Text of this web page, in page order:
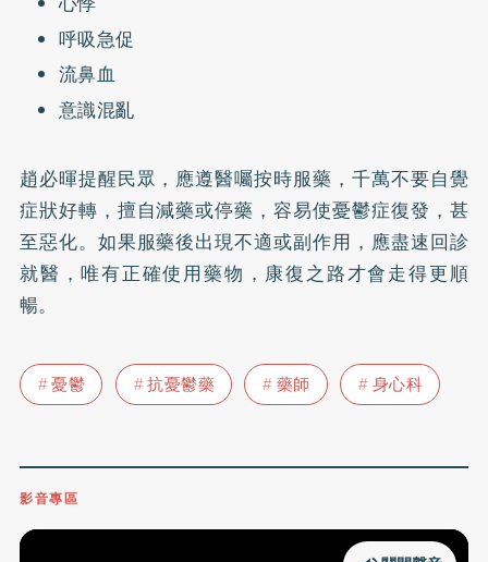
呼吸急促
流鼻血
意識混亂
趙必暉提醒民眾，應遵醫囑按時服藥，千萬不要自覺
症狀好轉，擅自減藥或停藥，容易使憂鬱症復發，甚
至惡化。如果服藥後出現不適或副作用，應盡速回診
就醫，唯有正確使用藥物，康復之路才會走得更順
暢。
憂鬱 抗憂鬱藥 藥師 身心科
影音專區